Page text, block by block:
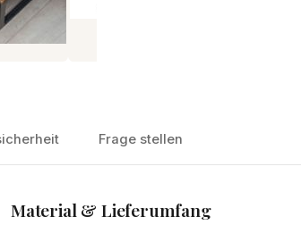
Frage stellen
Material & Lieferumfang